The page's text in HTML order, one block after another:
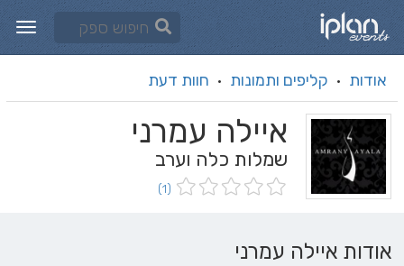
אודות · קליפים ותמונות · חוות דעת
איילה עמרני
שמלות כלה וערב
(1)
אודות איילה עמרני